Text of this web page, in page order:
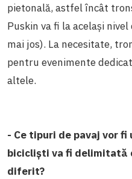
pietonală, astfel încât
Puskin va fi la același
mai jos). La necesitate,
pentru evenimente
altele.
- Ce tipuri de pavaj vor
bicicliști va fi delimitată
diferit?